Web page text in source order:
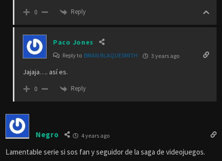
0 Reply
Paco Jones
Reply to BRIAN BLAQUESMITH 3 years ago
Jajaja…. así es.
0 Reply
Negro 4 years ago
Lamentable serie si sos fan y seguidor de la saga de videojuegos.